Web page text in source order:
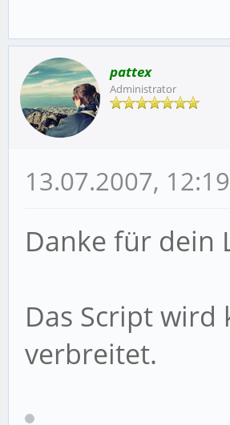
pattex
Administrator
13.07.2007, 12:19
Danke für dein
Das Script
verbreitet.